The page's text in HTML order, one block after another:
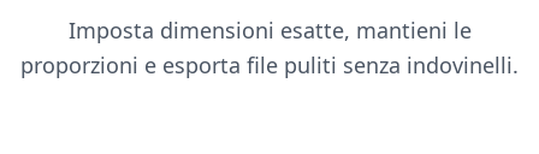
Imposta dimensioni esatte, mantieni le
proporzioni e esporta file puliti senza indovinelli.